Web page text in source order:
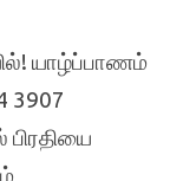
யாழ்ப்பாணம்
3907